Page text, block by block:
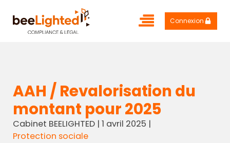
Connexion
AAH / Revalorisation du
montant pour 2025
Cabinet BEELIGHTED| 1 avril 2025 |
Protection sociale